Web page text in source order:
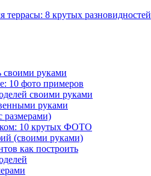
террасы: 8 крутых разновидностей
своими руками
10 фото примеров
своими руками
руками
размерами)
10 крутых ФОТО
(своими руками)
как построить